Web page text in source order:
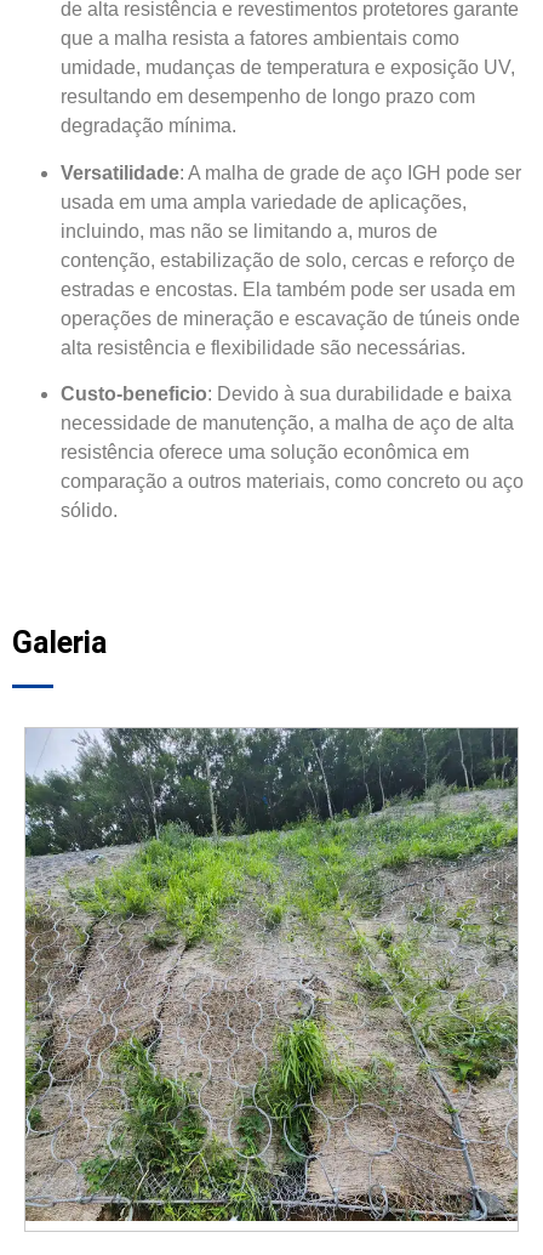
de alta resistência e revestimentos protetores garante
que a malha resista a fatores ambientais como
umidade, mudanças de temperatura e exposição UV,
resultando em desempenho de longo prazo com
degradação mínima.
Versatilidade: A malha de grade de aço IGH pode ser
usada em uma ampla variedade de aplicações,
incluindo, mas não se limitando a, muros de
contenção, estabilização de solo, cercas e reforço de
estradas e encostas. Ela também pode ser usada em
operações de mineração e escavação de túneis onde
alta resistência e flexibilidade são necessárias.
Custo-beneficio: Devido à sua durabilidade e baixa
necessidade de manutenção, a malha de aço de alta
resistência oferece uma solução econômica em
comparação a outros materiais, como concreto ou aço
sólido.
Galeria